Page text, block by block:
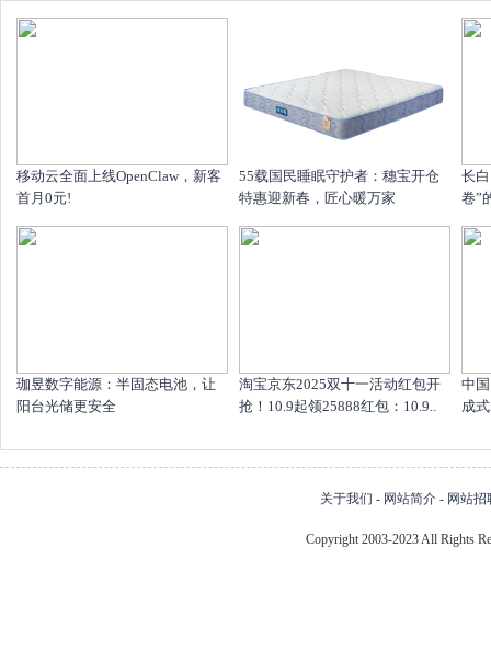
移动云全面上线OpenClaw，新客
首月0元!
55载国民睡眠守护者：穗宝开仓
特惠迎新春，匠心暖万家
长
卷”
珈昱数字能源：半固态电池，让
阳台光储更安全
淘宝京东2025双十一活动红包开
抢！10.9起领25888红包：10.9..
中
成
关于我们 - 网站简介 - 网站招
Copyright 2003-2023 All Rights